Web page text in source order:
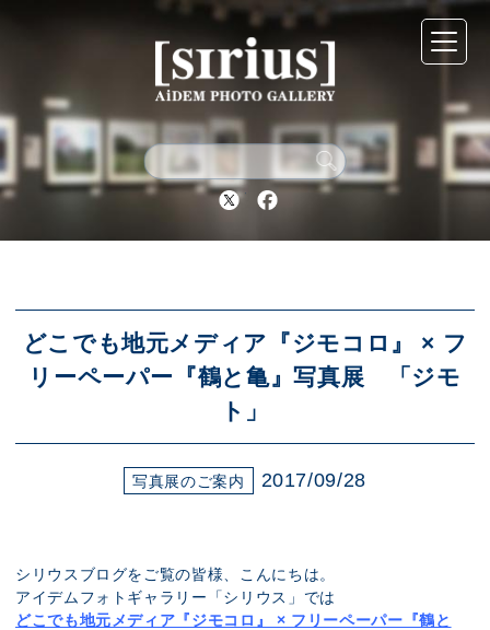
Twitter Facebook
どこでも地元メディア『ジモコロ』 × フ
リーペーパー『鶴と亀』写真展 「ジモ
ト」
写真展のご案内 2017/09/28
シリウスブログをご覧の皆様、こんにちは。
アイデムフォトギャラリー「シリウス」では
どこでも地元メディア『ジモコロ』 × フリーペーパー『鶴と
シリウスについて
展示スケジュール
アクセス
展示のお申し込み